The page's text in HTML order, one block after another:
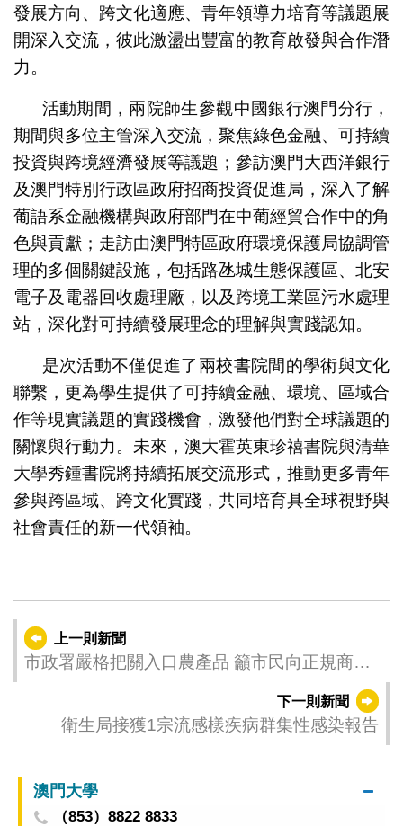
發展方向、跨文化適應、青年領導力培育等議題展
開深入交流，彼此激盪出豐富的教育啟發與合作潛
力。
活動期間，兩院師生參觀中國銀行澳門分行，
期間與多位主管深入交流，聚焦綠色金融、可持續
投資與跨境經濟發展等議題；參訪澳門大西洋銀行
及澳門特別行政區政府招商投資促進局，深入了解
葡語系金融機構與政府部門在中葡經貿合作中的角
色與貢獻；走訪由澳門特區政府環境保護局協調管
理的多個關鍵設施，包括路氹城生態保護區、北安
電子及電器回收處理廠，以及跨境工業區污水處理
站，深化對可持續發展理念的理解與實踐認知。
是次活動不僅促進了兩校書院間的學術與文化
聯繫，更為學生提供了可持續金融、環境、區域合
作等現實議題的實踐機會，激發他們對全球議題的
關懷與行動力。未來，澳大霍英東珍禧書院與清華
大學秀鍾書院將持續拓展交流形式，推動更多青年
參與跨區域、跨文化實踐，共同培育具全球視野與
社會責任的新一代領袖。
上一則新聞
市政署嚴格把關入口農產品 籲市民向正規商戶
下一則新聞
衛生局接獲1宗流感樣疾病群集性感染報告
澳門大學
（853）8822 8833